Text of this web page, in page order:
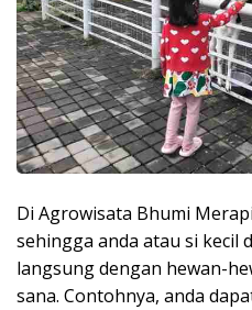
Di Agrowisata Bhumi
sehingga anda atau si kecil
langsung dengan hewan-
sana. Contohnya, anda